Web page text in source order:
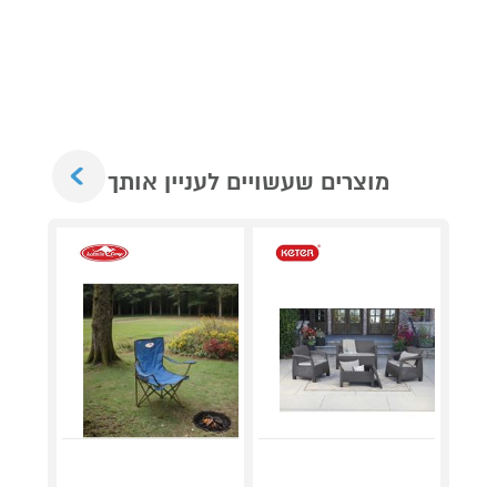
מוצרים שעשויים לעניין אותך